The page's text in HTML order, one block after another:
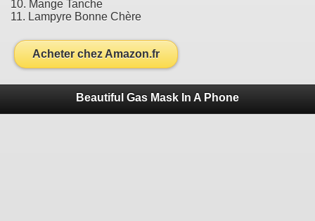
10. Mange Tanche
11. Lampyre Bonne Chère
Acheter chez Amazon.fr
Beautiful Gas Mask In A Phone